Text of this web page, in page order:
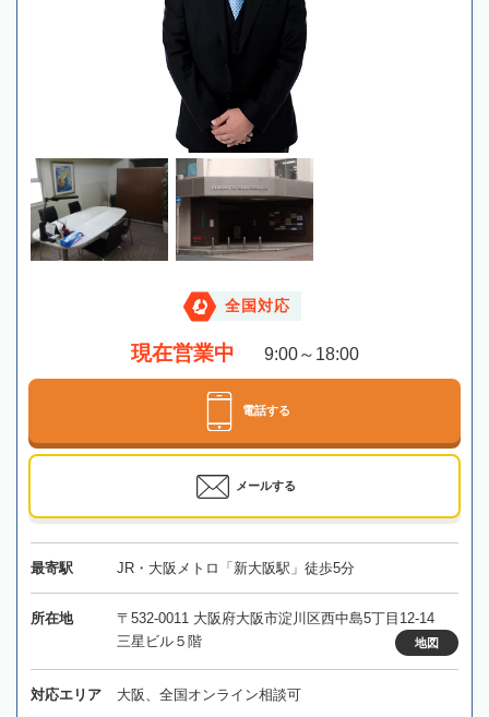
全国対応
現在営業中 9:00～18:00
電話する
メールする
最寄駅 JR・大阪メトロ「新大阪駅」徒歩5分
所在地
〒532-0011 大阪府大阪市淀川区西中島5丁目12-14
三星ビル５階
地図
対応エリア 大阪、全国オンライン相談可